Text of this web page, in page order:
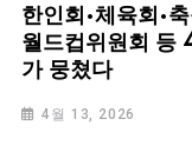
한인회·체육회·
월드컵위원회 등
가 뭉쳤다
4월 13, 2026